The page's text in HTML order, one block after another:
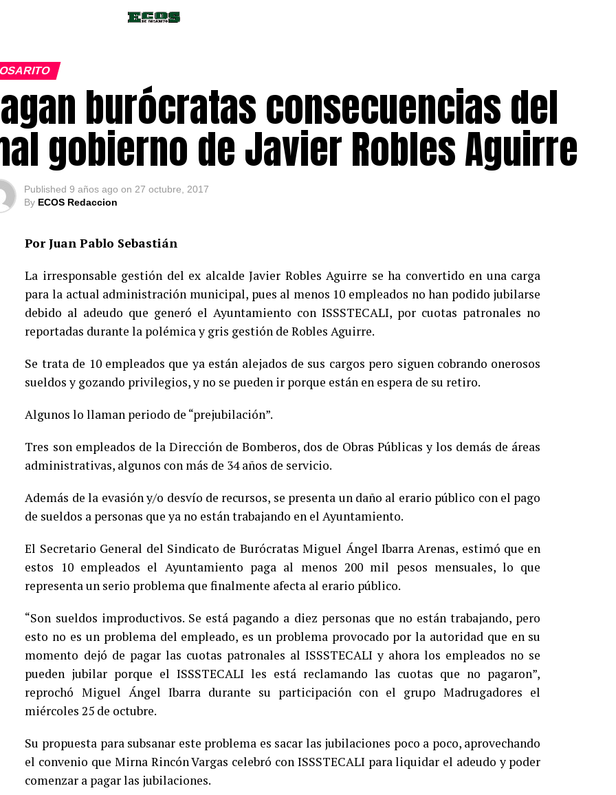
burócratas consecuencias del
gobierno de Javier Robles Aguirre
Published 9 años ago on 27 octubre, 2017
By ECOS Redaccion
Por Juan Pablo Sebastián
La irresponsable gestión del ex alcalde Javier Robles Aguirre se ha convertido en una carga
para la actual administración municipal, pues al menos 10 empleados no han podido jubilarse
debido al adeudo que generó el Ayuntamiento con ISSSTECALI, por cuotas patronales no
reportadas durante la polémica y gris gestión de Robles Aguirre.
Se trata de 10 empleados que ya están alejados de sus cargos pero siguen cobrando onerosos
sueldos y gozando privilegios, y no se pueden ir porque están en espera de su retiro.
Algunos lo llaman periodo de “prejubilación”.
Tres son empleados de la Dirección de Bomberos, dos de Obras Públicas y los demás de áreas
administrativas, algunos con más de 34 años de servicio.
Además de la evasión y/o desvío de recursos, se presenta un daño al erario público con el pago
de sueldos a personas que ya no están trabajando en el Ayuntamiento.
El Secretario General del Sindicato de Burócratas Miguel Ángel Ibarra Arenas, estimó que en
estos 10 empleados el Ayuntamiento paga al menos 200 mil pesos mensuales, lo que
representa un serio problema que finalmente afecta al erario público.
“Son sueldos improductivos. Se está pagando a diez personas que no están trabajando, pero
esto no es un problema del empleado, es un problema provocado por la autoridad que en su
momento dejó de pagar las cuotas patronales al ISSSTECALI y ahora los empleados no se
pueden jubilar porque el ISSSTECALI les está reclamando las cuotas que no pagaron”,
reprochó Miguel Ángel Ibarra durante su participación con el grupo Madrugadores el
miércoles 25 de octubre.
Su propuesta para subsanar este problema es sacar las jubilaciones poco a poco, aprovechando
el convenio que Mirna Rincón Vargas celebró con ISSSTECALI para liquidar el adeudo y poder
comenzar a pagar las jubilaciones.